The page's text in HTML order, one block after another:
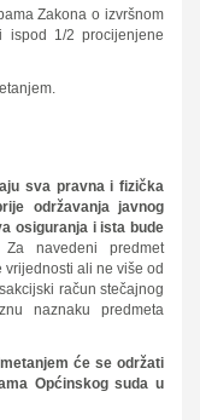
Zakona o izvršnom
1/2 procijenjene
sva pravna i fizička
održavanja javnog
osiguranja i ista bude
Za navedeni predmet
ali ne više od
račun stečajnog
naznaku predmeta
će se održati
Općinskog suda u